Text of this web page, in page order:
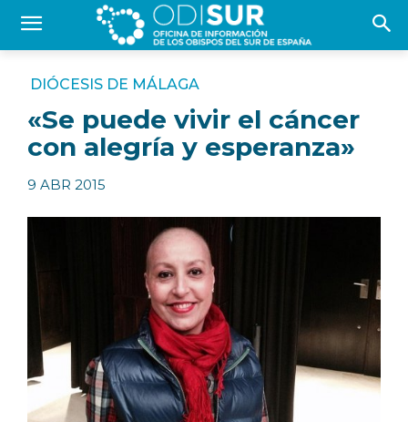
DIÓCESIS DE MÁLAGA
«Se puede vivir el cáncer
con alegría y esperanza»
9 ABR 2015